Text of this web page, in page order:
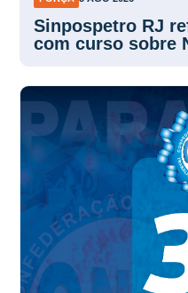
Sinpospetro RJ
com curso sobre